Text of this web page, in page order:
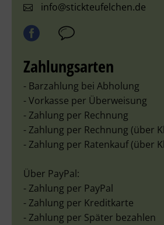
info@stickteufelchen.de
Zahlungsarten
- Barzahlung bei Abholung
- Vorkasse per Überweisung
- Zahlung per Rechnung
- Zahlung per Rechnung (über
- Zahlung per Ratenkauf (über
Über PayPal:
- Zahlung per PayPal
- Zahlung per Kreditkarte
- Zahlung per Später bezahlen